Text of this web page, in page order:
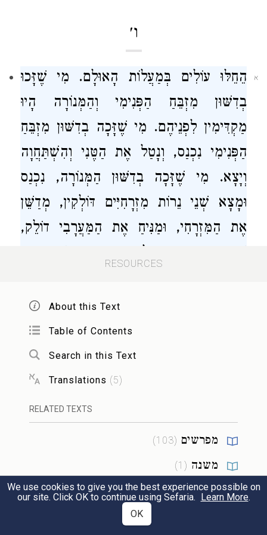
ו׳
א
הֵחֵלּוּ עוֹלִים בְּמַעֲלוֹת הָאוּלָם. מִי שֶׁזָּכוּ
בְדִשּׁוּן מִזְבֵּחַ הַפְּנִימִי וְהַמְּנוֹרָה הָיוּ
מַקְדִּימִין לִפְנֵיהֶם. מִי שֶׁזָּכָה בְדִשּׁוּן מִזְבֵּחַ
הַפְּנִימִי נִכְנַס, וְנָטַל אֶת הַטֶּנִי וְהִשְׁתַּחֲוָה
וְיָצָא. מִי שֶׁזָּכָה בְדִשּׁוּן הַמְּנוֹרָה, נִכְנַס
וּמָצָא שְׁנֵי נֵרוֹת מִזְרָחִיִּים דּוֹלְקִין, מְדַשֵּׁן
אֶת הַמִּזְרָחִי, וּמַנִּיחַ אֶת הַמַּעֲרָבִי דוֹלֵק,
מִמִּזְבַּח הָעוֹלָה. נָטַל אֶת הַכּוּז מִמַּעֲלָה
שְׁנִיָּה, וְהִשְׁתַּחֲוָה וְיָצָא:
מִי שֶׁזָּכָה בַמַּחְתָּה, צָבַר אֶת הַגֶּחָלִים עַל
וְהִשְׁתַּחֲוָה וְיָצָא:
ג
מִי שֶׁזָּכָה בַקְּטֹרֶת, הָיָה נוֹטֵל אֶת הַבָּזָךְ
מִתּוֹךְ הַכַּף וְנוֹתְנוֹ לְאוֹהֲבוֹ אוֹ לִקְרוֹבוֹ.
נִתְפַּזֵּר מִמֶּנּוּ לְתוֹכוֹ, נוֹתְנוֹ לוֹ בְחָפְנָיו.
RESOURCES
About this Text
Table of Contents
Search in this Text
Translations (5)
RELATED TEXTS
מפרשים (
103
)
משנה (
1
)
תלמוד(
10
)
We use cookies to give you the best experience possible on
our site. Click OK to continue using Sefaria. Learn More.
OK